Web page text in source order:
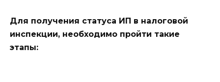
Для получения статуса ИП в налоговой
инспекции, необходимо пройти такие
этапы: